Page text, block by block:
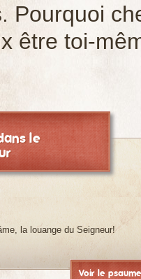
Pourquoi
être toi-
le
la louange du Seigneur!
Voir le psaume